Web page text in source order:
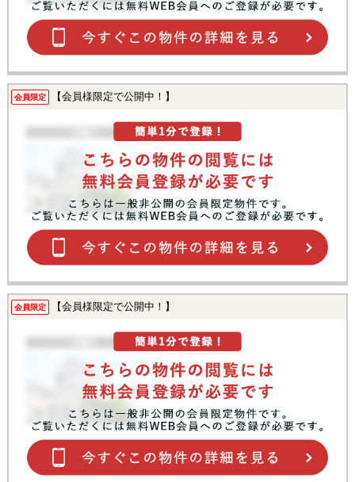
会員限定 【会員様限定で公開中！】
会員限定 【会員様限定で公開中！】